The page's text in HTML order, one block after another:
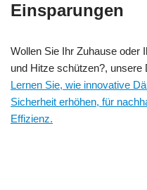
Einsparungen
Wollen Sie Ihr Zuhause oder
und Hitze schützen?,
Lernen Sie, wie innovative
Sicherheit erhöhen, für
Effizienz.